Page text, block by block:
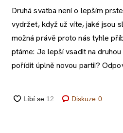
Druhá svatba není o lepším
vydržet, když už víte, jaké jsou
možná právě proto nás tyhle
ptáme: Je lepší vsadit na
pořídit úplně novou partii?
Diskuze 0